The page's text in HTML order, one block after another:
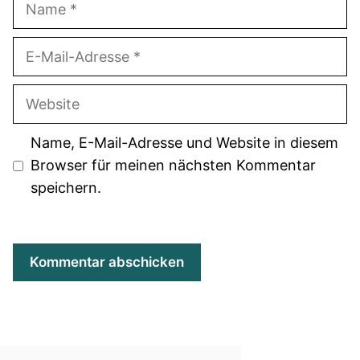
E-
Website
Name, E-Mail-Adresse und Website in diesem
Browser für meinen nächsten Kommentar
speichern.